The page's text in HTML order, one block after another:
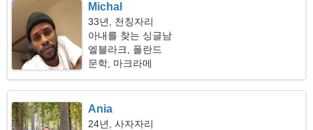
Michal
33년, 천칭자리
아내를 찾는 싱글남
엘블라크, 폴란드
문학, 마크라메
Ania
24년, 사자자리